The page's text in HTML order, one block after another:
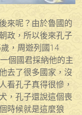
來呢？由於魯國的
政，所以後來孔子
，周遊列國14
個國君採納他的主
去了很多國家，沒
看孔子真得很慘，
，孔子還說這個喪
時候就是這麼狼